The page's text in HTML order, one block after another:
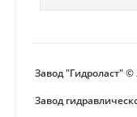
Завод "Гидроласт" ©
Завод